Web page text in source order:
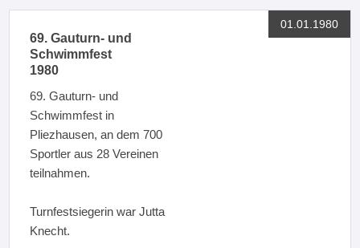
01.01.1980
69. Gauturn- und
Schwimmfest
1980
69. Gauturn- und
Schwimmfest in
Pliezhausen, an dem 700
Sportler aus 28 Vereinen
teilnahmen.
Turnfestsiegerin war Jutta
Knecht.